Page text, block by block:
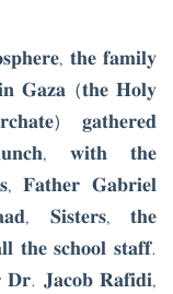
𝐭𝐡𝐞 𝐟𝐚𝐦𝐢𝐥𝐲
𝐢𝐧 𝐆𝐚𝐳𝐚 (𝐭𝐡𝐞 𝐇𝐨𝐥𝐲
𝐠𝐚𝐭𝐡𝐞𝐫𝐞𝐝
𝐰𝐢𝐭𝐡 𝐭𝐡𝐞
𝐅𝐚𝐭𝐡𝐞𝐫 𝐆𝐚𝐛𝐫𝐢𝐞𝐥
𝐒𝐢𝐬𝐭𝐞𝐫𝐬, 𝐭𝐡𝐞
𝐭𝐡𝐞 𝐬𝐜𝐡𝐨𝐨𝐥 𝐬𝐭𝐚𝐟𝐟.
𝐃𝐫. 𝐉𝐚𝐜𝐨𝐛 𝐑𝐚𝐟𝐢𝐝𝐢,